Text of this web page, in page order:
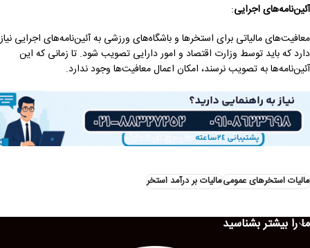
آئین‌نامه‌های اجرایی:
معافیت‌های مالیاتی برای استخرها و باشگاه‌های ورزشی به آئین‌نامه‌های اجرایی نیاز
دارد که باید توسط وزارت اقتصاد و امور دارایی تصویب شود. تا زمانی که این
آئین‌نامه‌ها به تصویب نرسند، امکان اعمال معافیت‌ها وجود ندارد.
مالیات استخرهای عمومیمالیات بر درآمد استخر
ما را بیشتر بشناسید